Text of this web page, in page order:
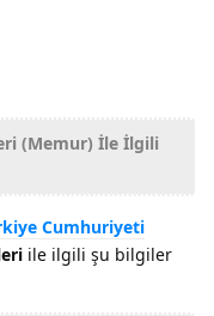
(Memur) İle İlgili
Cumhuriyeti
ile ilgili şu bilgiler